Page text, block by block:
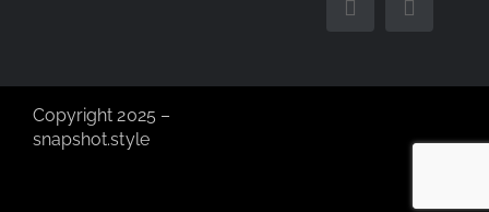
Copyright 2025 –
snapshot.style